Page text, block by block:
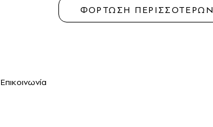
ΦΟΡΤΩΣΗ ΠΕΡΙΣΣΟΤΕΡΩΝ
Επικοινωνία